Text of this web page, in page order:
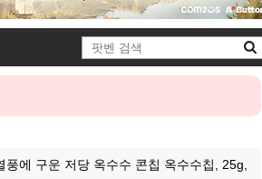
검
색
에 구운 저당 옥수수 콘칩 옥수수칩, 25g,